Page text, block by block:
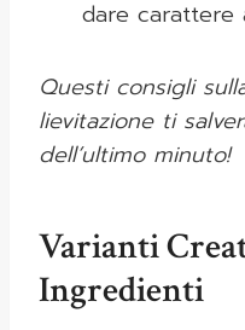
dare carattere
Questi consigli
lievitazione ti
dell’ultimo minuto!
Varianti
Ingredienti